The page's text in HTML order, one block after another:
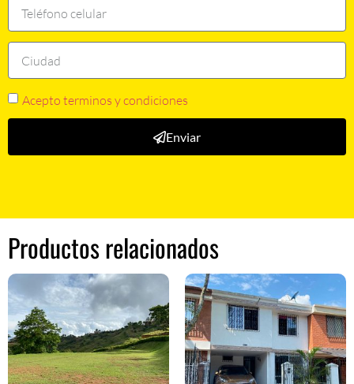
Acepto terminos y condiciones
Enviar
Productos relacionados